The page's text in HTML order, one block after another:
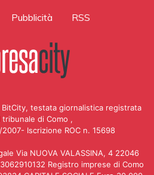
Pubblicità RSS
testata giornalistica registrata
tribunale di Como ,
Iscrizione ROC n. 15698
Via NUOVA VALASSINA, 4 22046
Registro imprese di Como